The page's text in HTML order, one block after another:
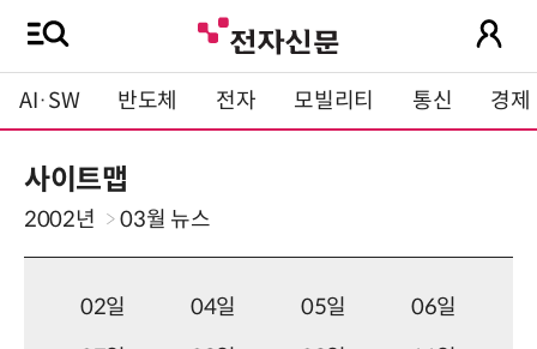
AI·SW 반도체 전자 모빌리티 통신 경제
사이트맵
2002년 03월 뉴스
02일 04일 05일
06일